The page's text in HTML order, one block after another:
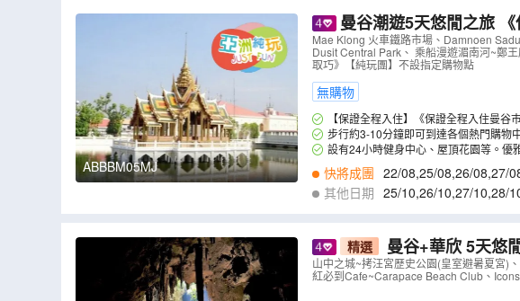
ABBBM05MJ
曼谷潮遊5天悠閒之旅
Express Bangkok Siam（
Mae Klong 火車鐵路市場、Damnoen
Dusit Central Park、 乘船漫遊湄南河~鄭
取巧》【純玩團】不設指定購物點
無購物
【保證全程入住】《保證全程入住曼
步行約3-10分鐘即可到達各個熱門購物
設有24小時健身中心、屋頂花園等。優
快將成團 22/08,25/08,26/08,27/
9 08/09,09/09,10/09,11/09,12/09,
其他日期 25/10,26/10,27/10,28/
精選 曼谷+華欣 5天悠
鐘乳石洞、Don Hoi Lot小
市場（ABBBD05U）
山中之城~拷汪宮歷史公園(皇室避暑夏宮)
紅必到Cafe~Carapace Beach Club、